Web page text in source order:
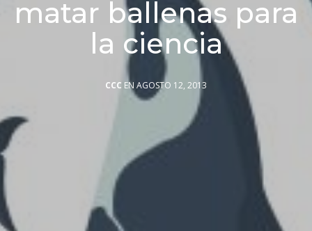
matar ballenas para
la ciencia
CCC EN AGOSTO 12, 2013